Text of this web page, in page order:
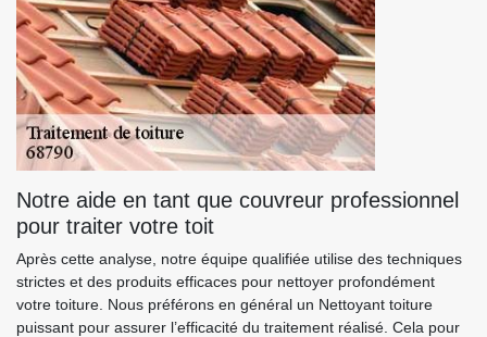
Notre aide en tant que couvreur professionnel
pour traiter votre toit
Après cette analyse, notre équipe qualifiée utilise des techniques
strictes et des produits efficaces pour nettoyer profondément
votre toiture. Nous préférons en général un Nettoyant toiture
puissant pour assurer l’efficacité du traitement réalisé. Cela pour